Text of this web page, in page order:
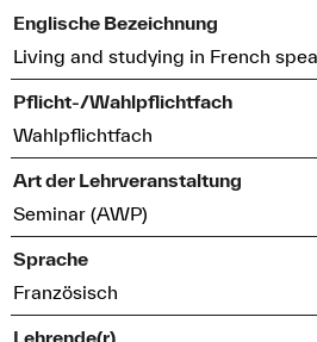
Englische Bezeichnung
Living and studying in French
Pflicht-/Wahlpflichtfach
Wahlpflichtfach
Art der Lehrveranstaltung
Seminar (AWP)
Sprache
Französisch
Lehrende(r)